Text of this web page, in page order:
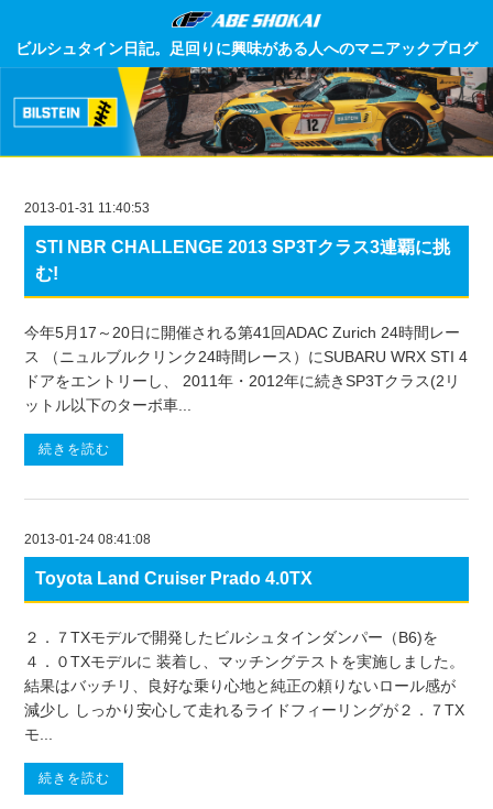
ビルシュタイン日記。足回りに興味がある人へのマニアックブログ
2013-01-31 11:40:53
STI NBR CHALLENGE 2013 SP3Tクラス3連覇に挑
む!
今年5月17～20日に開催される第41回ADAC Zurich 24時間レー
ス （ニュルブルクリンク24時間レース）にSUBARU WRX STI 4
ドアをエントリーし、 2011年・2012年に続きSP3Tクラス(2リ
ットル以下のターボ車...
続きを読む
2013-01-24 08:41:08
Toyota Land Cruiser Prado 4.0TX
２．７TXモデルで開発したビルシュタインダンパー（B6)を
４．０TXモデルに 装着し、マッチングテストを実施しました。
結果はバッチリ、良好な乗り心地と純正の頼りないロール感が
減少し しっかり安心して走れるライドフィーリングが２．７TX
モ...
続きを読む